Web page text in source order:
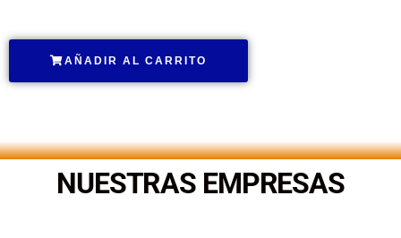
AÑADIR AL CARRITO
NUESTRAS EMPRESAS